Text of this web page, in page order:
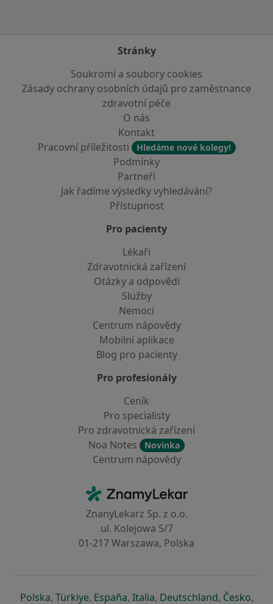
Stránky
Soukromí a soubory cookies
Zásady ochrany osobních údajů pro zaměstnance
zdravotní péče
O nás
Kontakt
Pracovní příležitosti
Hledáme nové kolegy!
Podmínky
Partneři
Jak řadíme výsledky vyhledávání?
Přístupnost
Pro pacienty
Lékaři
Zdravotnická zařízení
Otázky a odpovědi
Služby
Nemoci
Centrum nápovědy
Mobilní aplikace
Blog pro pacienty
Pro profesionály
Ceník
Pro specialisty
Pro zdravotnická zařízení
Noa Notes
Novinka
Centrum nápovědy
ZnamyLekar - Hlavní stránka
ZnanyLekarz Sp. z o.o.
ul. Kolejowa 5/7
01-217 Warszawa, Polska
Polskase otevře v nové záložce
, Türkiyese otevře v nové záložce
, Españase otevře v nové záložce
, Italiase otevře v nové záložce
, Deutschlandse otevře v
, Českose
,